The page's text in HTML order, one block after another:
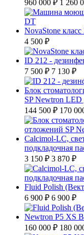
960 000 ₽ 1 260
NovaStone
4 500 ₽
ID 212 -
7 500 ₽ 7 130 ₽
Блок
SP Newtron LED
144 500 ₽ 170
Calcimol-LC,
подкладочная
3 150 ₽ 3 870 ₽
Fluid Polish
6 900 ₽ 6 900 ₽
Newtron P5 XS
160 000 ₽ 180